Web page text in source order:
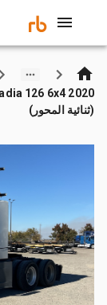
(ثنائية المحور)